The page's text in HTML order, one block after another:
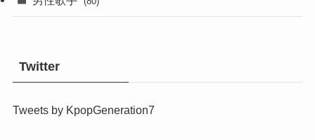
Twitter
Tweets by KpopGeneration7